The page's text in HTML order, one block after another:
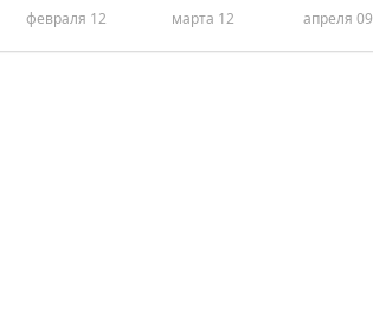
февраля 12 марта 12 апреля 09